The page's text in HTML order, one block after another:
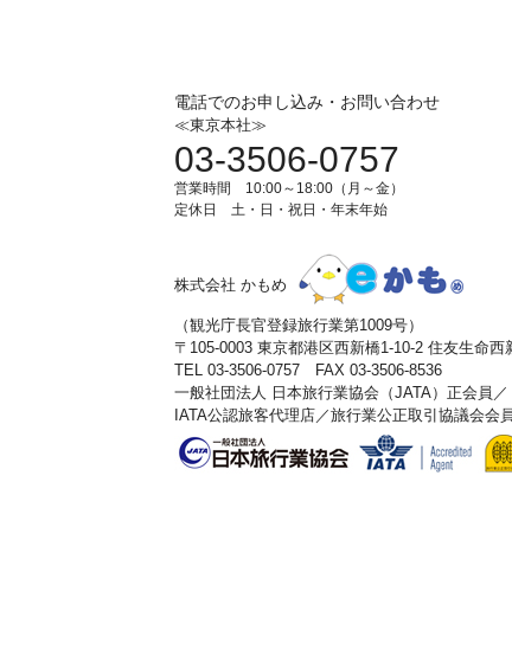
電話でのお申し込み・お問い合わせ
≪東京本社≫
03-3506-0757
営業時間 10:00～18:00（月～金）
定休日 土・日・祝日・年末年始
株式会社 かもめ
（観光庁長官登録旅行業第1009号）
〒105-0003 東京都港区西新橋1-10-2 住友生命西
TEL 03-3506-0757 FAX 03-3506-8536
一般社団法人 日本旅行業協会（JATA）正会員／
IATA公認旅客代理店／旅行業公正取引協議会会員